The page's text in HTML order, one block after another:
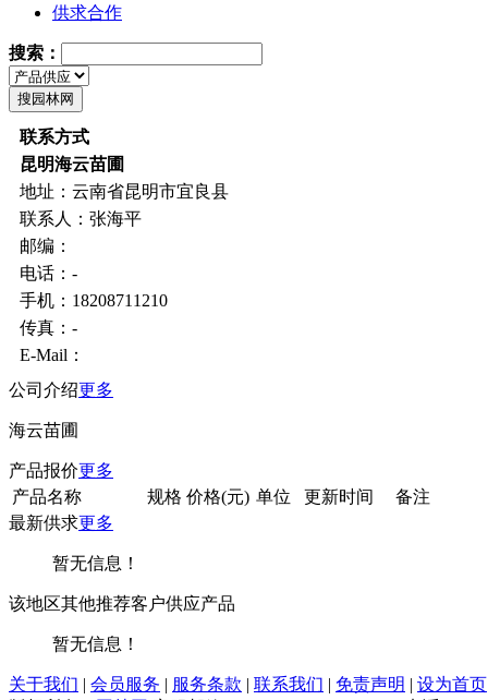
供求合作
搜索：
联系方式
昆明海云苗圃
地址：云南省昆明市宜良县
联系人：张海平
邮编：
电话：-
手机：18208711210
传真：-
E-Mail：
公司介绍更多
海云苗圃
产品报价更多
产品名称
规格 价格(元) 单位 更新时间
备注
最新供求更多
暂无信息！
该地区其他推荐客户供应产品
暂无信息！
关于我们 | 会员服务 | 服务条款 | 联系我们 | 免责声明 | 设为首页